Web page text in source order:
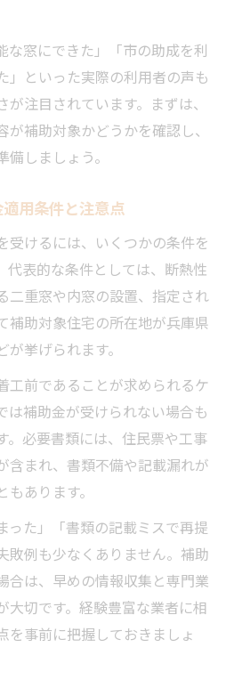
な窓にできた」「市の助成を利
」といった実際の利用者の声も
注目されています。まずは、
補助対象かどうかを確認し、
しましょう。
用条件と注意点
受けるには、いくつかの条件を
代表的な条件としては、断熱性
二重窓や内窓の設置、指定され
補助対象住宅の所在地が兵庫県
挙げられます。
工前であることが求められるケ
は補助金が受けられない場合も
。必要書類には、住民票や工事
含まれ、書類不備や記載漏れが
あります。
った」「書類の記載ミスで再提
敗例も少なくありません。補助
合は、早めの情報収集と専門業
大切です。経験豊富な業者に相
を事前に把握しておきましょ